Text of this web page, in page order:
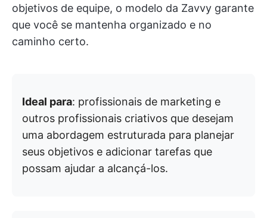
objetivos de equipe, o modelo da Zavvy garante
que você se mantenha organizado e no
caminho certo.
Ideal para: profissionais de marketing e
outros profissionais criativos que desejam
uma abordagem estruturada para planejar
seus objetivos e adicionar tarefas que
possam ajudar a alcançá-los.